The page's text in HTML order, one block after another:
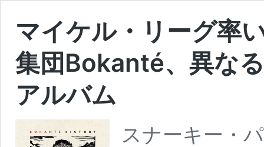
マイケル・リーグ率
集団Bokanté、異な
アルバム
スナーキー・